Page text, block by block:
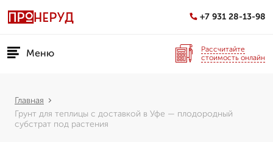
+7 931 28-13-98
Меню
Рассчитайте
стоимость онлайн
Главная
Грунт для теплицы с доставкой в Уфе — плодородный
субстрат под растения